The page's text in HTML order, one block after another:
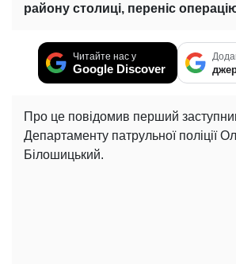
району столиці, переніс
Читайте нас у
Google Discover
Про це повідомив перший
Департаменту патрульної поліції
Білошицький.